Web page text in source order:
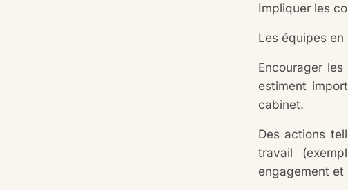
Impliquer les
Les équipes
Encourager
estiment
cabinet.
Des actions
travail
engagement et